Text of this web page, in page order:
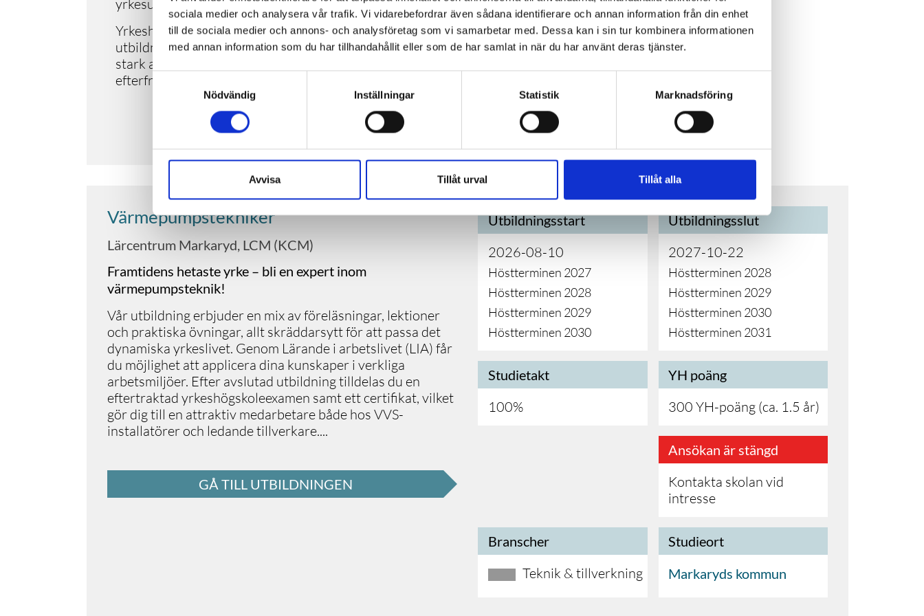
sociala medier och analysera vår trafik. Vi vidarebefordrar även sådana identifierare och annan information från din enhet
till de sociala medier och annons- och analysföretag som vi samarbetar med. Dessa kan i sin tur kombinera informationen
med annan information som du har tillhandahållit eller som de har samlat in när du har använt deras tjänster.
Samtyckesval
Nödvändig
Inställningar Statistik Marknadsföring
Avvisa Tillåt urval Tillåt alla
yrkesutbildning på Lärcentrum i Markaryd kommun.
Yrkeshögskoleutbildning (YH-utbildning) är en eftergymnasial
utbildningsform som kombinerar teoretiska och praktiska studier med en
stark arbetslivsanknytning. Utbildningar erbjuds inom branscher med stor
efterfrågan på kompetens. Markaryd inriktar sig på kyla och värme.
Värmepumpstekniker
Lärcentrum Markaryd, LCM (KCM)
Framtidens hetaste yrke – bli en expert inom
värmepumpsteknik!
Vår utbildning erbjuder en mix av föreläsningar, lektioner
och praktiska övningar, allt skräddarsytt för att passa det
dynamiska yrkeslivet. Genom Lärande i arbetslivet (LIA) får
du möjlighet att applicera dina kunskaper i verkliga
arbetsmiljöer. Efter avslutad utbildning tilldelas du en
eftertraktad yrkeshögskoleexamen samt ett certifikat, vilket
gör dig till en attraktiv medarbetare både hos VVS-
installatörer och ledande tillverkare....
GÅ TILL UTBILDNINGEN
Utbildningsstart
2026-08-10
Höstterminen 2027
Höstterminen 2028
Höstterminen 2029
Höstterminen 2030
Utbildningsslut
2027-10-22
Höstterminen 2028
Höstterminen 2029
Höstterminen 2030
Höstterminen 2031
Studietakt
100%
YH poäng
300 YH-poäng (ca. 1.5 år)
Ansökan är stängd
Kontakta skolan vid
intresse
Branscher
Teknik & tillverkning
Studieort
Markaryds kommun